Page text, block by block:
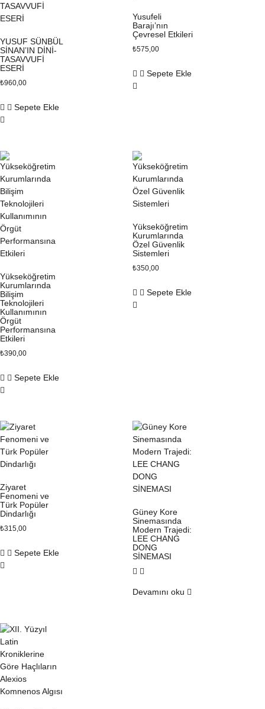
YUSUF SÜNBÜL
SİNAN’IN DİNİ-
TASAVVUFİ
ESERİ
₺960,00
Sepete Ekle
Yusufeli
Barajı’nın
Çevresel Etkileri
₺575,00
Sepete Ekle
Yükseköğretim
Kurumlarında
Bilişim
Teknolojileri
Kullanımının
Örgüt
Performansına
Etkileri
₺390,00
Sepete Ekle
Yükseköğretim
Kurumlarında
Özel Güvenlik
Sistemleri
₺350,00
Sepete Ekle
Ziyaret
Fenomeni ve
Türk Popüler
Dindarlığı
₺315,00
Sepete Ekle
Güney Kore
Sinemasında
Modern Trajedi:
LEE CHANG
DONG
SİNEMASI
Devamını oku